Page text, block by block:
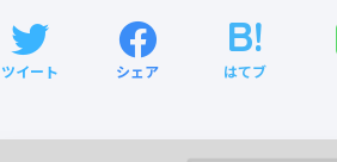
ツイート シェア はてブ